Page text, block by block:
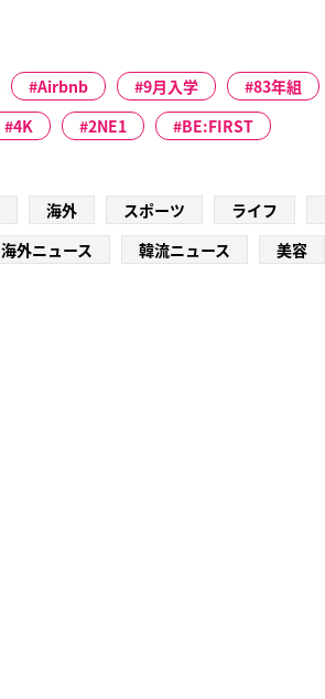
Airbnb 9月入学 83年組
4K 2NE1 BE:FIRST
海外 スポーツ ライフ
海外ニュース 韓流ニュース 美容